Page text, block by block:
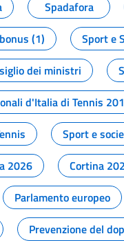
Spadafora
(1) Sport e
dei ministri
d'Italia di Tennis
Sport e
2026 Cortina
Parlamento europeo
Prevenzione del